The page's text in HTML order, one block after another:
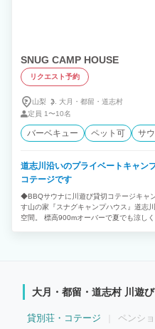
SNUG CAMP HOUSE
リクエスト予約
山梨 大月・ 都留・ 道志村
定員 1〜10名
バーベキュー ペット可 サ
道志川沿いのプライベートキャン
コテージです
◆BBQサウナに川遊び貸切コテージキャ
す山の家『スナグキャンプハウス』道志
空間。 標高900mオーバーで夏でも涼し
ので雨でもご安心ください。 1,000㎡の
す。焚き火、BBQ、薪ストーブ、花火
満喫していただきたいため２泊以上の
大月・都留・道志村 川遊
貸別荘・コテージ ペンシ